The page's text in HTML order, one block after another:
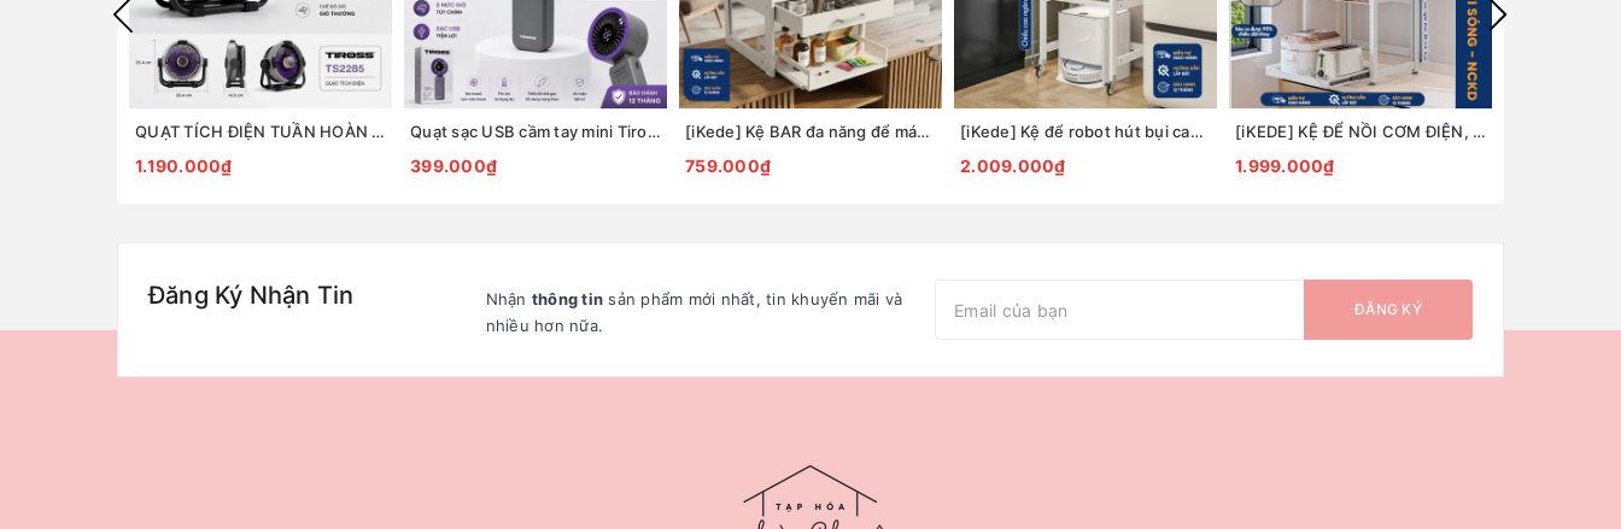
QUẠT TÍCH ĐIỆN TUẦN HOÀN ĐỂ BÀN TIROSS TS2285
1.190.000₫
Quạt sạc USB cầm tay mini Tiross TS3422
399.000₫
[iKede] Kệ BAR đa năng để máy pha cà phê, máy in hai tầng có ngăn kéo và khay trượt tiện lợi
759.000₫
[iKede] Kệ để robot hút bụi cao tầng Kệ lò vi sóng Kệ lò nướng khung hợp kim nhôm ngăn chia nâng hạ
2.009.000₫
[iKEDE] KỆ ĐỂ NỒI CƠM ĐIỆN, LÒ VIBA 2 TẦNG KHAY TRƯỢT, NGĂN KÉO CAO CẤP KỆ BẾP THÔNG MINH
1.999.000₫
Đăng Ký Nhận Tin Nhận thông tin sản phẩm mới nhất, tin khuyến mãi và
nhiều hơn nữa.
ĐĂNG KÝ